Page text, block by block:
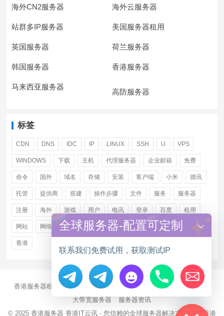
海外CN2服务器 海外云服务器
站群多IP服务器 美国服务器租用
英国服务器 荷兰服务器
韩国服务器 香港服务器
马来西亚服务器
高防服务器
标签
CDN DNS IDC IP LINUX SSH U VPS
WINDOWS 下载 主机 代理服务器 企业邮箱 免费
命令 国外 域名 存储 安装 客户端 小米 德讯
托管 提供商 搭建 操作步骤 文件 服务 服务器
注册 海外 游戏 用户 电讯 登录 百度 租用
网站 网络 腾讯 虚拟主机 证书 配置 阿里
香港
香港服务器租用 海外CN2服务器 站群多IP服务器
海外云服务器
大带宽服务器
服务器资讯
© 2025 香港服务器 香港IT云讯 - 您信赖的全球服务器解决方案伙伴 香港
Hide chaty
全球服务器-配置可定制
联系我们免费试用，获取测试IP